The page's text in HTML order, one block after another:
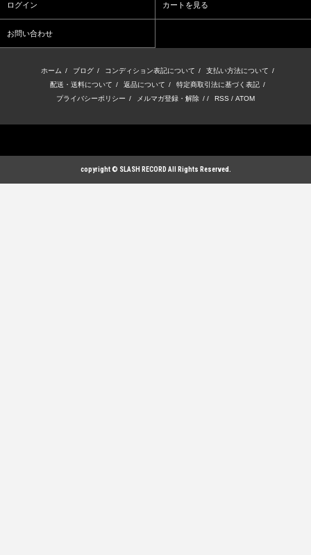
ログイン カートを見る
お問い合わせ
ホーム / ブログ / コンディション表記について / 支払い方法について /
配送・送料について / 返品について / 特定商取引法に基づく表記 /
プライバシーポリシー / メルマガ登録・解除 / / RSS / ATOM
copyright © SLASH RECORD All Rights Reserved.